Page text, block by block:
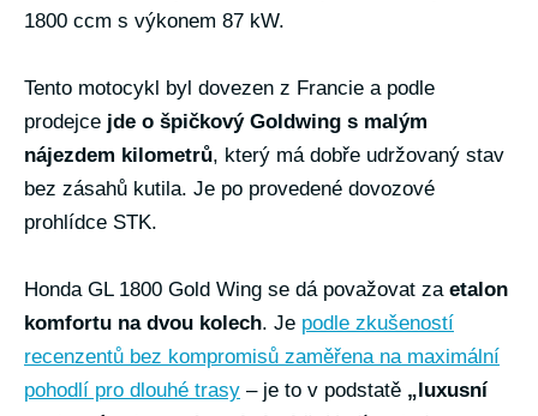
1800 ccm s výkonem 87 kW.
Tento motocykl byl dovezen z Francie a podle
prodejce jde o špičkový Goldwing s malým
nájezdem kilometrů, který má dobře udržovaný stav
bez zásahů kutila. Je po provedené dovozové
prohlídce STK.
Honda GL 1800 Gold Wing se dá považovat za etalon
komfortu na dvou kolech. Je podle zkušeností
recenzentů bez kompromisů zaměřena na maximální
pohodlí pro dlouhé trasy – je to v podstatě „luxusní